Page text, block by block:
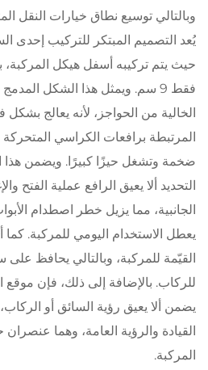
وبالتالي توسيع نطاق خيارات النقل
يُعد التصميم المبتكر للتركيب إحدى
حيث يتم تركيبه أسفل هيكل المركبة،
فقط 9 سم. ويمثل هذا الشكل
الخالية من الحواجز، لأنه يعالج
المرتبطة برافعات الكراسي المتحركة
ضخمة وتشغل حيزًا كبيرًا. ويضمن هذا
التحديد ألا يعيق الرافع عملية الفتح
الجانبية، مما يزيل خطر اصطدام
يعطل الاستخدام اليومي للمركبة. كما
القيّمة للمركبة، وبالتالي يحافظ على
للركاب. بالإضافة إلى ذلك، فإن موقع
يضمن ألا يعيق رؤية السائق أو
القيادة والرؤية العامة، وهما
المركبة.